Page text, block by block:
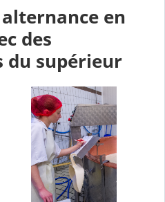
en
des
du supérieur